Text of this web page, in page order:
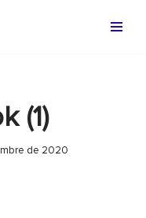
(1)
de 2020